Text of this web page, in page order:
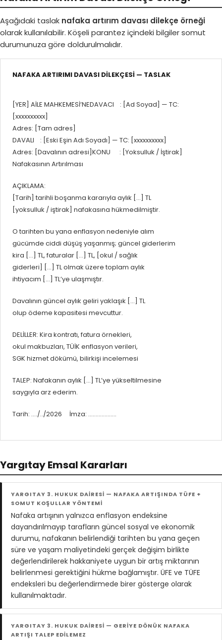
Aşağıdaki taslak nafaka artırım davası dilekçe örneği
olarak kullanılabilir. Köşeli parantez içindeki bilgiler somut
durumunuza göre doldurulmalıdır.
NAFAKA ARTIRIMI DAVASI DİLEKÇESİ — TASLAK
[YER] AİLE MAHKEMESİ’NEDAVACI : [Ad Soyad] — TC:
[xxxxxxxxxx]
Adres: [Tam adres]
DAVALI : [Eski Eşin Adı Soyadı] — TC: [xxxxxxxxxx]
Adres: [Davalının adresi]KONU : [Yoksulluk / İştirak]
Nafakasının Artırılması
AÇIKLAMA:
[Tarih] tarihli boşanma kararıyla aylık […] TL
[yoksulluk / iştirak] nafakasına hükmedilmiştir.
O tarihten bu yana enflasyon nedeniyle alım
gücümde ciddi düşüş yaşanmış; güncel giderlerim
kira […] TL, faturalar […] TL, [okul / sağlık
giderleri] […] TL olmak üzere toplam aylık
ihtiyacım […] TL’ye ulaşmıştır.
Davalının güncel aylık geliri yaklaşık […] TL
olup ödeme kapasitesi mevcuttur.
DELİLLER: Kira kontratı, fatura örnekleri,
okul makbuzları, TÜİK enflasyon verileri,
SGK hizmet dökümü, bilirkişi incelemesi
TALEP: Nafakanın aylık […] TL’ye yükseltilmesine
saygıyla arz ederim.
Tarih: …./../2026 İmza: ……………….
Yargıtay Emsal Kararları
YARGITAY 3. HUKUK DAİRESİ — NAFAKA ARTIŞINDA TÜFE +
SOMUT KOŞULLAR YÖNTEMİ
Nafaka artışının yalnızca enflasyon endeksine
dayandırılmayıp tarafların güncel sosyal ve ekonomik
durumu, nafakanın belirlendiği tarihten bu yana geçen
süre ve yaşam maliyetindeki gerçek değişim birlikte
değerlendirilerek hakkaniyete uygun bir artış miktarının
belirlenmesi gerektiğini hükme bağlamıştır. ÜFE ve TÜFE
endeksleri bu değerlendirmede birer gösterge olarak
kullanılmaktadır.
YARGITAY 3. HUKUK DAİRESİ — GERİYE DÖNÜK NAFAKA
ARTIŞI TALEP EDİLEMEZ